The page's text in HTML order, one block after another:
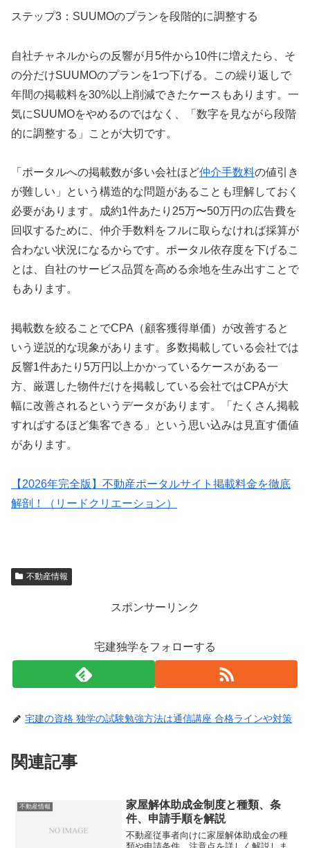
ステップ3：SUUMOのプランを段階的に調整する
自社チャネルからの反響が月5件から10件に増えたら、そ
の分だけSUUMOのプランを1つ下げる。この繰り返しで
年間の掲載料を30%以上削減できたケースもあります。一
気にSUUMOをやめるのではなく、「数字を見ながら段階
的に調整する」ことが大切です。
「ポータルへの掲載数が多い会社ほど仲介手数料の値引き
が難しい」という構造的な問題があることも理解しておく
必要があります。成約1件あたり25万〜50万円の広告費を
回収するために、仲介手数料をフルに取らなければ採算が
合わない状況になるからです。ポータル依存度を下げるこ
とは、自社のサービス品質を高める余地を生み出すことで
もあります。
掲載数を絞ることでCPA（顧客獲得単価）が改善すると
いう逆説的な現象があります。多数掲載している会社では
反響1件あたり5万円以上かかっているケースがある一
方、厳選した物件だけを掲載している会社ではCPAが大
幅に改善されるというデータがあります。「たくさん掲載
すればするほど集客できる」という思い込みは見直す価値
があります。
【2026年完全版】不動産ポータルサイト掲載料金を徹底
解剖！（リードクリエーション）
不動産情報
スポンサーリンク
宅建独学をフォローする
宅建の資格 独学の試験勉強方法は通信講座 合格ラインや対策
関連記事
不動産情報
家屋解体助成金制度と種類、条
件、申請手順を解説
不動産従事者向けに家屋解体助成金の種